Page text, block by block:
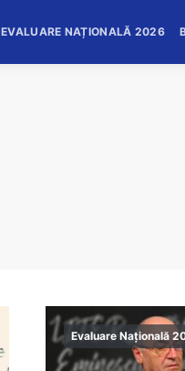
EVALUARE NAȚIONALĂ 2026
Evaluare Națională